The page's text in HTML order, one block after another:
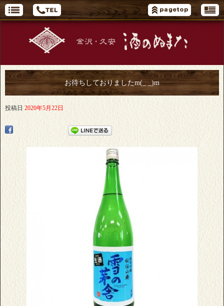
お待ちしておりましたm(_ _)m
投稿日 2020年5月22日